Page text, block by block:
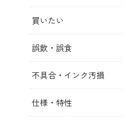
買いたい
誤飲・誤食
不具合・インク汚損
仕様・特性